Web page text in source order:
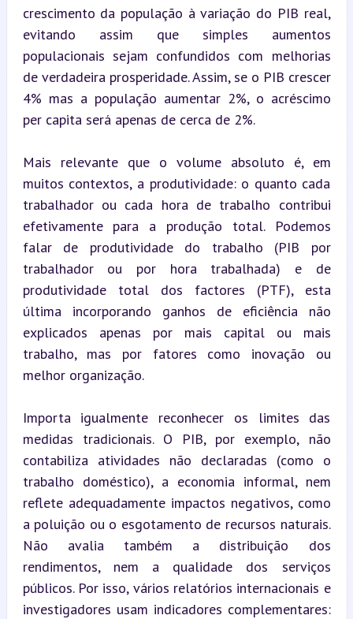
crescimento da população à variação do PIB real,
evitando assim que simples aumentos
populacionais sejam confundidos com melhorias
de verdadeira prosperidade. Assim, se o PIB crescer
4% mas a população aumentar 2%, o acréscimo
per capita será apenas de cerca de 2%.
Mais relevante que o volume absoluto é, em
muitos contextos, a produtividade: o quanto cada
trabalhador ou cada hora de trabalho contribui
efetivamente para a produção total. Podemos
falar de produtividade do trabalho (PIB por
trabalhador ou por hora trabalhada) e de
produtividade total dos factores (PTF), esta
última incorporando ganhos de eficiência não
explicados apenas por mais capital ou mais
trabalho, mas por fatores como inovação ou
melhor organização.
Importa igualmente reconhecer os limites das
medidas tradicionais. O PIB, por exemplo, não
contabiliza atividades não declaradas (como o
trabalho doméstico), a economia informal, nem
reflete adequadamente impactos negativos, como
a poluição ou o esgotamento de recursos naturais.
Não avalia também a distribuição dos
rendimentos, nem a qualidade dos serviços
públicos. Por isso, vários relatórios internacionais e
investigadores usam indicadores complementares: